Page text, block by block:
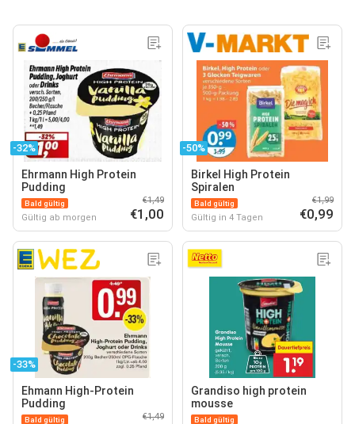
-32%
Ehrmann High Protein
Pudding
Bald gültig
Gültig ab morgen
€1,49
€1,00
-50%
Birkel High Protein
Spiralen
Bald gültig
Gültig in 4 Tagen
€1,99
€0,99
-33%
Ehmann High-Protein
Pudding
Bald gültig €1,49
Grandiso high protein
mousse
Bald gültig